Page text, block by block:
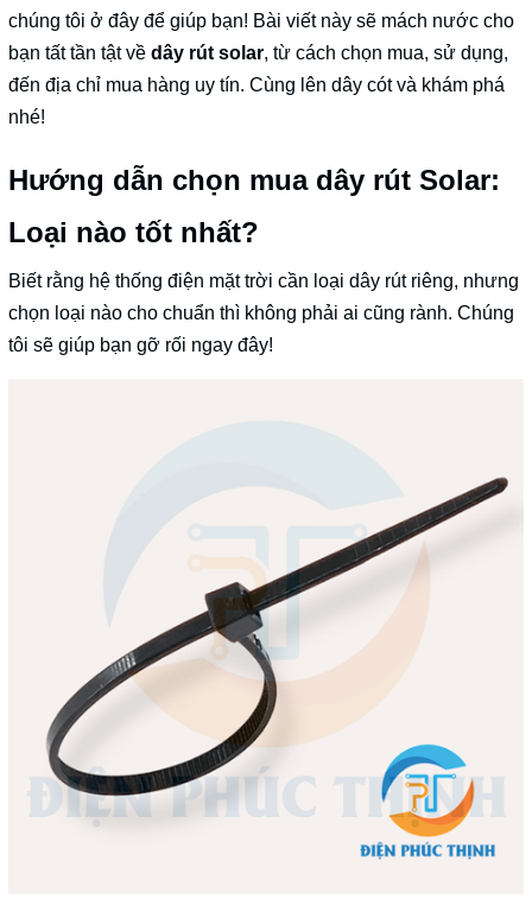
chúng tôi ở đây để giúp bạn! Bài viết này sẽ mách nước cho
bạn tất tần tật về dây rút solar, từ cách chọn mua, sử dụng,
đến địa chỉ mua hàng uy tín. Cùng lên dây cót và khám phá
nhé!
Hướng dẫn chọn mua dây rút Solar:
Loại nào tốt nhất?
Biết rằng hệ thống điện mặt trời cần loại dây rút riêng, nhưng
chọn loại nào cho chuẩn thì không phải ai cũng rành. Chúng
tôi sẽ giúp bạn gỡ rối ngay đây!